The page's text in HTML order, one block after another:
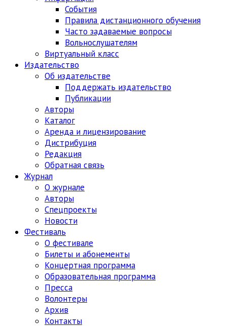
События
Правила дистанционного обучения
Часто задаваемые вопросы
Вольнослушателям
Виртуальный класс
Издательство
Об издательстве
Поддержать издательство
Публикации
Авторы
Каталог
Аренда и лицензирование
Дистрибуция
Редакция
Обратная связь
Журнал
О журнале
Авторы
Спецпроекты
Новости
Фестиваль
О фестивале
Билеты и абонементы
Концертная программа
Образовательная программа
Пресса
Волонтеры
Архив
Контакты